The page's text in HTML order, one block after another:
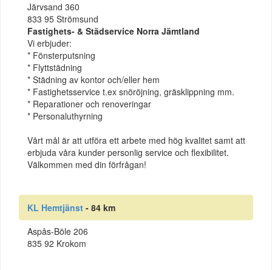
Järvsand 360
833 95 Strömsund
Fastighets- & Städservice Norra Jämtland
Vi erbjuder:
* Fönsterputsning
* Flyttstädning
* Städning av kontor och/eller hem
* Fastighetsservice t.ex snöröjning, gräsklippning mm.
* Reparationer och renoveringar
* Personaluthyrning
Vårt mål är att utföra ett arbete med hög kvalitet samt att
erbjuda våra kunder personlig service och flexibilitet.
Välkommen med din förfrågan!
KL Hemtjänst - 84 km
Aspås-Böle 206
835 92 Krokom